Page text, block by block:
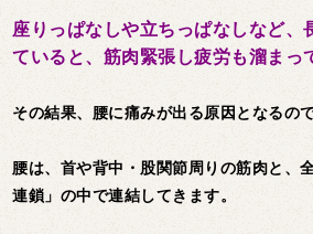
座りっぱなしや立ちっぱなしなど、
ていると、筋肉緊張し疲労も溜まっ
その結果、腰に痛みが出る原因となるので
腰は、首や背中・股関節周りの筋肉と、
連鎖」の中で連結してきます。